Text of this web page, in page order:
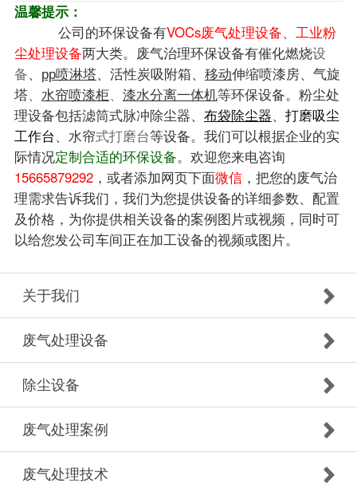
温馨提示：
公司的环保设备有VOCs废气处理设备、工业粉
尘处理设备两大类。废气治理环保设备有催化燃烧设
备、 pp喷淋塔、 活性炭吸附箱、 移动伸缩喷漆房、
气旋
塔、 水帘喷漆柜、 漆水分离一体机等环保设备。粉尘处
理设备包括滤筒式脉冲除尘器、
布袋除尘器、
打磨吸尘
工作台、 水帘式打磨台等设备。我们可以根据企业的实
际情况定制合适的环保设备。欢迎您来电咨询
15665879292，或者添加网页下面微信，把您的废气治
理需求告诉我们，我们为您提供设备的详细参数、配置
及价格，为你提供相关设备的案例图片或视频，同时可
以给您发公司车间正在加工设备的视频或图片。
关于我们
废气处理设备
除尘设备
废气处理案例
废气处理技术